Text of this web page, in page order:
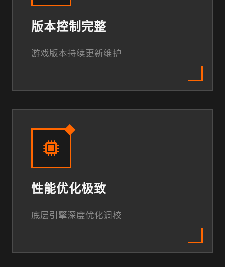
版本控制完整
游戏版本持续更新维护
性能优化极致
底层引擎深度优化调校